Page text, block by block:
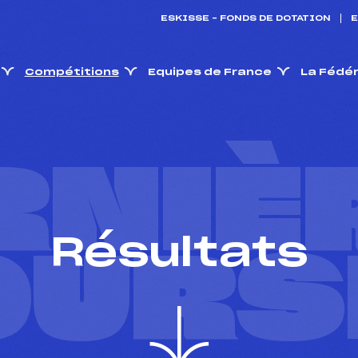
ESKISSE – FONDS DE DOTATION
Compétitions Equipes de France La
Résultats